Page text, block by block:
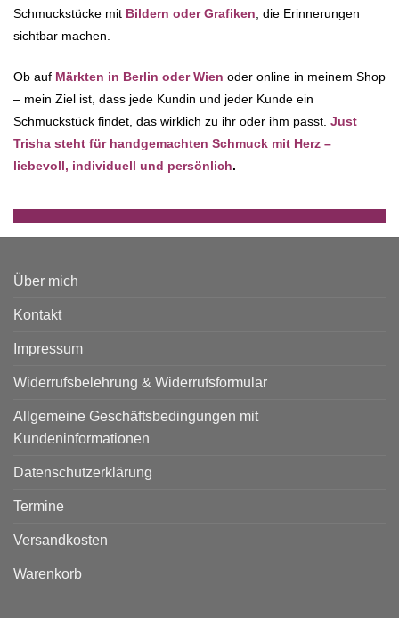
Schmuckstücke mit Bildern oder Grafiken, die Erinnerungen
sichtbar machen.
Ob auf Märkten in Berlin oder Wien oder online in meinem Shop
– mein Ziel ist, dass jede Kundin und jeder Kunde ein
Schmuckstück findet, das wirklich zu ihr oder ihm passt. Just
Trisha steht für handgemachten Schmuck mit Herz –
liebevoll, individuell und persönlich.
Über mich
Kontakt
Impressum
Widerrufsbelehrung & Widerrufsformular
Allgemeine Geschäftsbedingungen mit
Kundeninformationen
Datenschutzerklärung
Termine
Versandkosten
Warenkorb